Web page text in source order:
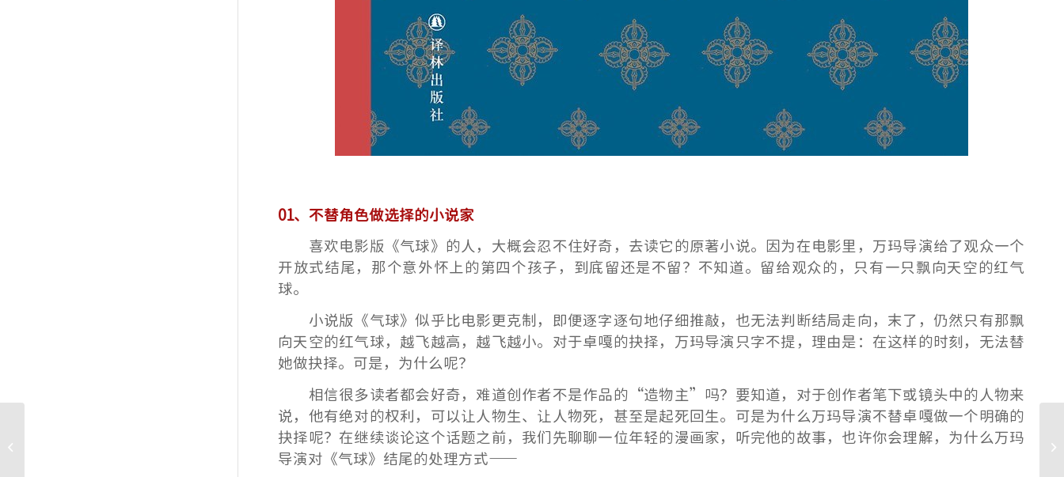
01、不替角色做选择的小说家
喜欢电影版《气球》的人，大概会忍不住好奇，去读它的原著小说。因为在电影里，万玛导演给了观众一个
开放式结尾，那个意外怀上的第四个孩子，到底留还是不留？不知道。留给观众的，只有一只飘向天空的红气
球。
小说版《气球》似乎比电影更克制，即便逐字逐句地仔细推敲，也无法判断结局走向，末了，仍然只有那飘
向天空的红气球，越飞越高，越飞越小。对于卓嘎的抉择，万玛导演只字不提，理由是：在这样的时刻，无法替
她做抉择。 可是，为什么呢？
相信很多读者都会好奇，难道创作者不是作品的“造物主”吗？要知道，对于创作者笔下或镜头中的人物来
说，他有绝对的权利，可以让人物生、让人物死，甚至是起死回生。可是为什么万玛导演不替卓嘎做一个明确的
抉择呢？ 在继续谈论这个话题之前，我们先聊聊一位年轻的漫画家，听完他的故事，也许你会理解，为什么万玛
导演对《气球》结尾的处理方式——